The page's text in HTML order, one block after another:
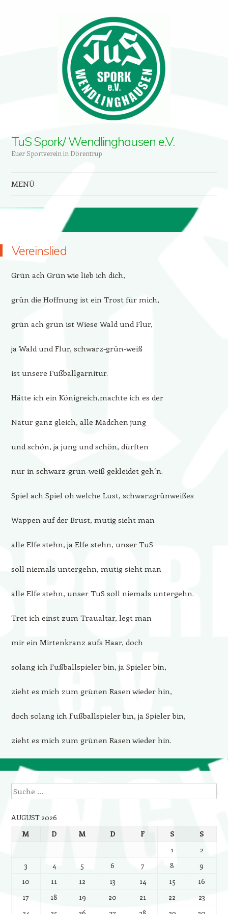
TuS Spork/ Wendlinghausen e.V.
Euer Sportverein in Dörentrup
MENÜ
Vereinslied
Grün ach Grün wie lieb ich dich,
grün die Hoffnung ist ein Trost für mich,
grün ach grün ist Wiese Wald und Flur,
ja Wald und Flur, schwarz-grün-weiß
ist unsere Fußballgarnitur.
Hätte ich ein Königreich,machte ich es der
Natur ganz gleich, alle Mädchen jung
und schön, ja jung und schön, dürften
nur in schwarz-grün-weiß gekleidet geh´n.
Spiel ach Spiel oh welche Lust, schwarzgrünweißes
Wappen auf der Brust, mutig sieht man
alle Elfe stehn, ja Elfe stehn, unser TuS
soll niemals untergehn, mutig sieht man
alle Elfe stehn, unser TuS soll niemals untergehn.
Tret ich einst zum Traualtar, legt man
mir ein Mirtenkranz aufs Haar, doch
solang ich Fußballspieler bin, ja Spieler bin,
zieht es mich zum grünen Rasen wieder hin,
doch solang ich Fußballspieler bin, ja Spieler bin,
zieht es mich zum grünen Rasen wieder hin.
Suche
AUGUST 2026
M
D M D F S
S
1
2
3
4 5 6 7 8
9
10
11 12 13 14 15
16
17
18 19 20 21 22
23